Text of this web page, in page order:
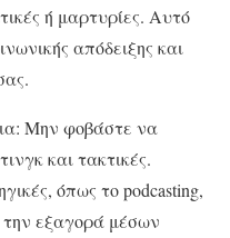
ή μαρτυρίες. Αυτό
απόδειξης και
Μην φοβάστε να
και τακτικές.
όπως το podcasting,
την εξαγορά μέσων